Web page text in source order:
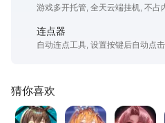
游戏多开托管, 全天云端挂机, 不占
连点器
自动连点工具, 设置按键后自动点
猜你喜欢
明日方舟 公主连结 无期